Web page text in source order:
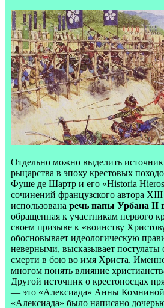
Отдельно можно выделить
рыцарства в эпоху крестовых
Фуше де Шартр и его «Historia
сочинений французского автора
использована речь папы Урбана II
обращенная к участникам первого
своем призыве к «воинству
обосновывает идеологическую
неверными, высказывает постулаты
смерти в бою во имя Христа.
многом понять влияние
Другой источник о крестоносцах
— это «Алексиада» Анны
«Алексиада» было написано